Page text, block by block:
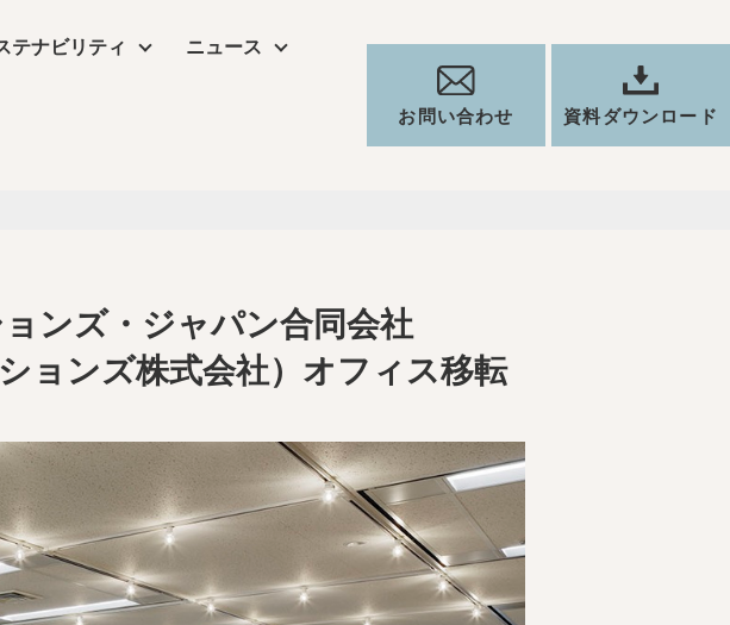
間
テナビリティ ニュース
お問い合わせ 資料ダウンロード
ョンズ・ジャパン合同会社
ョンズ株式会社）オフィス移転
ンズ・ジャパン合同会社
ョンズ株式会社）オフィス移転